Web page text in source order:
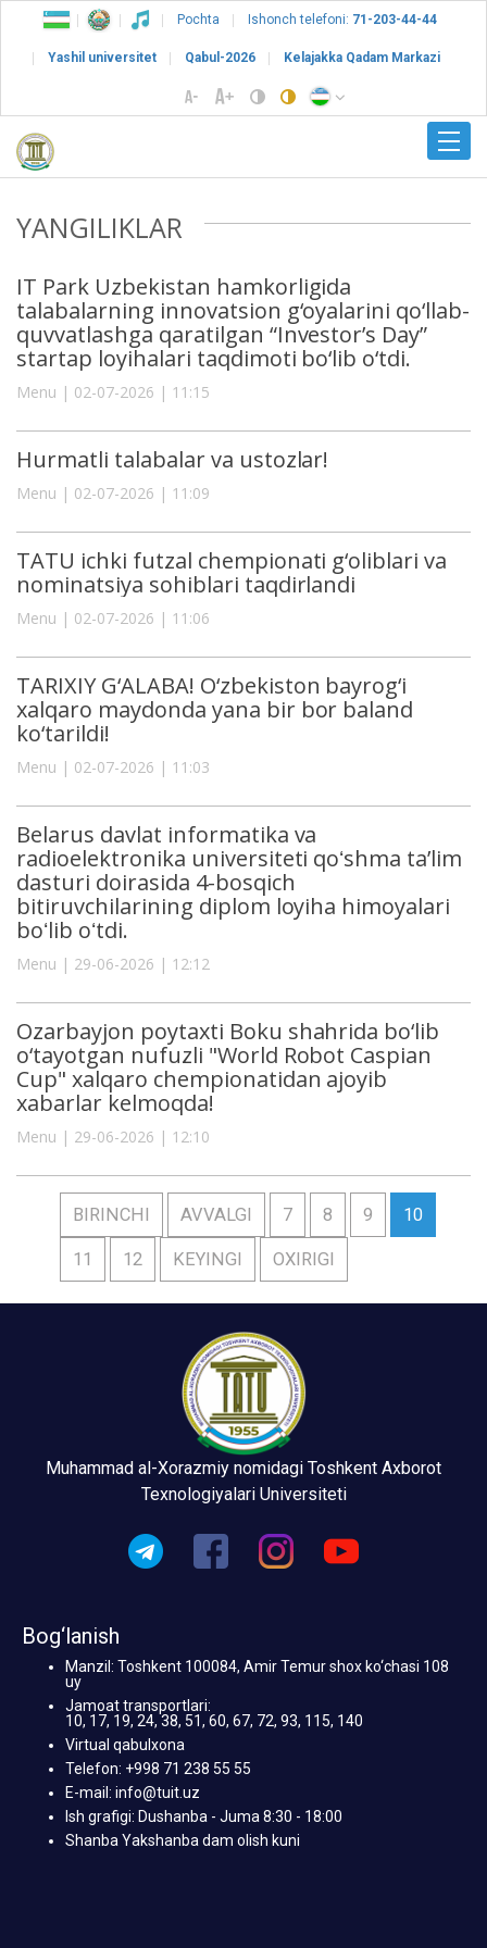
Pochta Ishonch telefoni: 71-203-44-44
Yashil universitet Qabul-2026 Kelajakka Qadam Markazi
YANGILIKLAR
IT Park Uzbekistan hamkorligida
talabalarning innovatsion g‘oyalarini qo‘llab-
quvvatlashga qaratilgan “Investor’s Day”
startap loyihalari taqdimoti bo‘lib o‘tdi.
Menu | 02-07-2026 | 11:15
Hurmatli talabalar va ustozlar!
Menu | 02-07-2026 | 11:09
TATU ichki futzal chempionati g‘oliblari va
nominatsiya sohiblari taqdirlandi
Menu | 02-07-2026 | 11:06
TARIXIY G‘ALABA! O‘zbekiston bayrog‘i
xalqaro maydonda yana bir bor baland
ko‘tarildi!
Menu | 02-07-2026 | 11:03
Belarus davlat informatika va
radioelektronika universiteti qoʻshma ta’lim
dasturi doirasida 4-bosqich
bitiruvchilarining diplom loyiha himoyalari
boʻlib oʻtdi.
Menu | 29-06-2026 | 12:12
Ozarbayjon poytaxti Boku shahrida bo‘lib
o‘tayotgan nufuzli "World Robot Caspian
Cup" xalqaro chempionatidan ajoyib
xabarlar kelmoqda!
Menu | 29-06-2026 | 12:10
BIRINCHI AVVALGI 7 8 9 10
11 12 KEYINGI OXIRIGI
Muhammad al-Xorazmiy nomidagi Toshkent Axborot
Texnologiyalari Universiteti
Bog‘lanish
Manzil: Toshkent 100084, Amir Temur shox ko‘chasi 108
uy
Jamoat transportlari:
10, 17, 19, 24, 38, 51, 60, 67, 72, 93, 115, 140
Virtual qabulxona
Telefon: +998 71 238 55 55
E-mail: info@tuit.uz
Ish grafigi: Dushanba - Juma 8:30 - 18:00
Shanba Yakshanba dam olish kuni